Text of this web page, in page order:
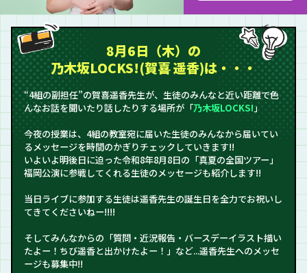
8月6日（木）の
乃木坂LOCKS!(賀喜 遥香)は・・・
“4組の副担任”の賀喜遥香先生が、生徒のみんなと近い距離で色
んなお話を聞いたり話したりする場所が「乃木坂LOCKS!」
今夜の授業は、4組の教室宛に届いた生徒のみんなから届いてい
るメッセージを時間のかぎりチェックしていきます!!
いよいよ明後日に迫った令和8年8月8日の「真夏の全国ツアー」
福岡公演に参戦してくれる生徒のメッセージも紹介します!!
当日ライブに参加する生徒は遥香先生の誕生日を全力でお祝いし
てきてくださいねー!!!!
そしてみんなからの「質問・近況報告・バースデーイラスト描い
たよー！ちび遥香と出かけたよー！」など...遥香先生へのメッセ
ージも募集中!!